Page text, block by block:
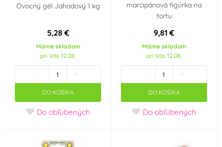
vegetariány
Neobsahuje
transmastné kyseliny
(TFA Free)
Košer (kosher) (13)
Halal (1)
Ovocný gél Jahodový 1 kg
5,28 €
Máme skladom
pri Vás 12.08.
- +
DO KOŠÍKA
Do obľúbených
marcipánová figúrka na
tortu
9,81 €
Máme skladom
pri Vás 12.08.
- +
DO KOŠÍKA
Do obľúbených